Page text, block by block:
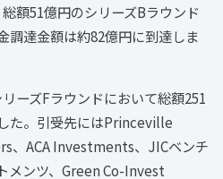
額51億円のシリーズBラウンド
調達金額は約82億円に到達しま
ーズFラウンドにおいて総額251
た。引受先にはPrinceville
、ACA Investments、JICベンチ
メンツ、Green Co-Invest